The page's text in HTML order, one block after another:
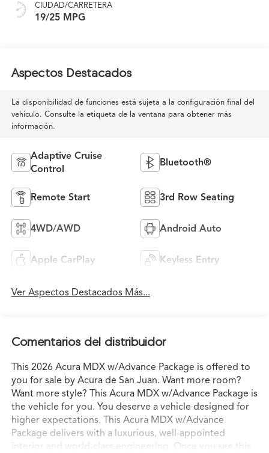
CIUDAD/CARRETERA
19/25 MPG
Aspectos Destacados
La disponibilidad de funciones está sujeta a la configuración final del
vehículo. Consulte la etiqueta de la ventana para obtener más
información.
Adaptive Cruise
Control
Bluetooth®
Remote Start 3rd Row Seating
4WD/AWD Android Auto
Apple CarPlay Keyless Entry
Ver Aspectos Destacados Más...
Comentarios del distribuidor
This 2026 Acura MDX w/Advance Package is offered to
you for sale by Acura de San Juan. Want more room?
Want more style? This Acura MDX w/Advance Package is
the vehicle for you. You deserve a vehicle designed for
higher expectations. This Acura MDX w/Advance
Package delivers with a luxurious, well-appointed
interior and world-class engineering. Once you see this